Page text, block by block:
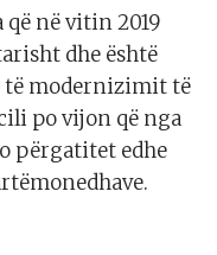
në vitin 2019
dhe është
të modernizimit të
po vijon që nga
përgatitet edhe